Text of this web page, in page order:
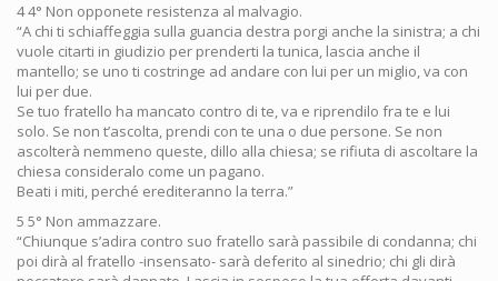
4 4° Non opponete resistenza al malvagio.
“A chi ti schiaffeggia sulla guancia destra porgi anche la sinistra; a chi
vuole citarti in giudizio per prenderti la tunica, lascia anche il
mantello; se uno ti costringe ad andare con lui per un miglio, va con
lui per due.
Se tuo fratello ha mancato contro di te, va e riprendilo fra te e lui
solo. Se non t’ascolta, prendi con te una o due persone. Se non
ascolterà nemmeno queste, dillo alla chiesa; se rifiuta di ascoltare la
chiesa consideralo come un pagano.
Beati i miti, perché erediteranno la terra.”
5 5° Non ammazzare.
“Chiunque s’adira contro suo fratello sarà passibile di condanna; chi
poi dirà al fratello -insensato- sarà deferito al sinedrio; chi gli dirà